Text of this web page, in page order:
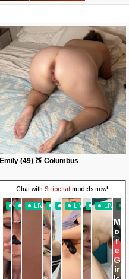
Emily (49) 🍑 Columbus